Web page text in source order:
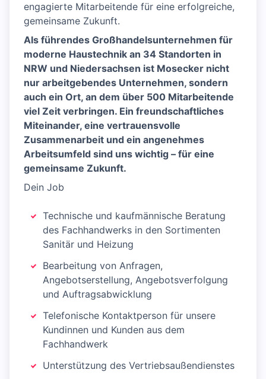
engagierte Mitarbeitende für eine erfolgreiche,
gemeinsame Zukunft.
Als führendes Großhandelsunternehmen für
moderne Haustechnik an 34 Standorten in
NRW und Niedersachsen ist Mosecker nicht
nur arbeitgebendes Unternehmen, sondern
auch ein Ort, an dem über 500 Mitarbeitende
viel Zeit verbringen. Ein freundschaftliches
Miteinander, eine vertrauensvolle
Zusammenarbeit und ein angenehmes
Arbeitsumfeld sind uns wichtig – für eine
gemeinsame Zukunft.
Dein Job
Technische und kaufmännische Beratung
des Fachhandwerks in den Sortimenten
Sanitär und Heizung
Bearbeitung von Anfragen,
Angebotserstellung, Angebotsverfolgung
und Auftragsabwicklung
Telefonische Kontaktperson für unsere
Kundinnen und Kunden aus dem
Fachhandwerk
Unterstützung des Vertriebsaußendienstes